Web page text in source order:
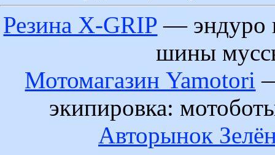
Резина X-GRIP — эндуро
шины
Мотомагазин Yamotori
экипировка:
Авторынок